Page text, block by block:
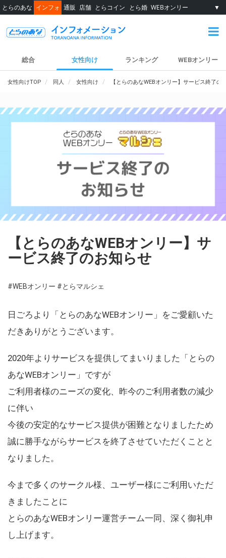
とらのあな インフォ 通販 店舗 とらコイン とら婚 WEBオンリー ▼
総合 女性向け ランキング WEBオンリー
女性向けTOP 同人 女性向け 【とらのあなWEBオンリー】サービス終了の
【とらのあなWEBオンリー】サ
ービス終了のお知らせ
#WEBオンリー #とらマルシェ
日ごろより「とらのあなWEBオンリー」をご愛顧いた
だきありがとうございます。
2020年よりサービスを提供してまいりました「とらの
あなWEBオンリー」ですが
ご利用者様のニーズの変化、昨今のご利用者数の減少
に伴い
今後の安定的なサービス提供が困難となりましたため
誠に勝手ながらサービスを終了させていただくことと
なりました。
今まで多くのサークル様、ユーザー様にご利用いただ
きましたことに
とらのあなWEBオンリー運営チーム一同、深く御礼申
し上げます。